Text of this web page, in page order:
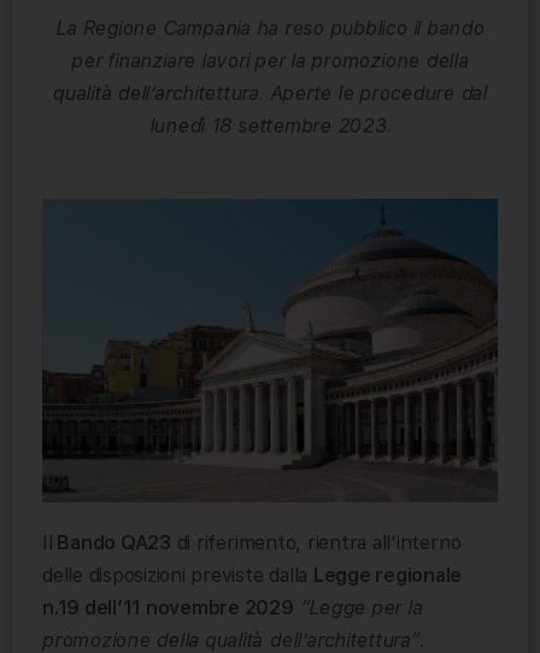
La Regione Campania ha reso pubblico il bando
per finanziare lavori per la promozione della
qualità dell’architettura. Aperte le procedure dal
lunedì 18 settembre 2023.
Il Bando QA23 di riferimento, rientra all’interno
delle disposizioni previste dalla Legge regionale
n.19 dell’11 novembre 2029 “Legge per la
promozione della qualità dell’architettura”.